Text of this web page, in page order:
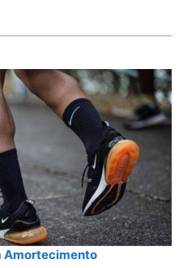
Amortecimento